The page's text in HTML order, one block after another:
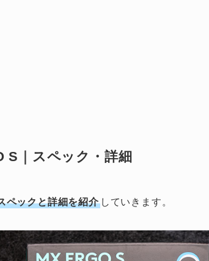
S｜スペック・詳細
ペックと詳細を紹介していきます。